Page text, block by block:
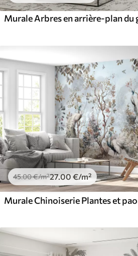
45.00€/m²27.00 €/m²